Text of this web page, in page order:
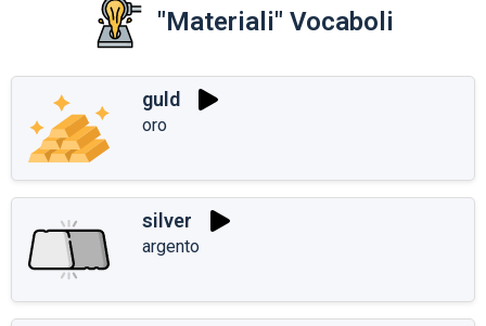
"Materiali" Vocaboli
guld
oro
silver
argento